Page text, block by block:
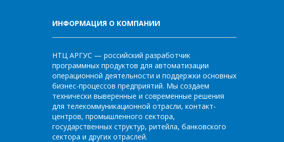
ИНФОРМАЦИЯ О КОМПАНИИ
НТЦ АРГУС — российский разработчик
программных продуктов для автоматизации
операционной деятельности и поддержки основных
бизнес-процессов предприятий. Мы создаем
технически выверенные и современные решения
для телекоммуникационной отрасли, контакт-
центров, промышленного сектора,
государственных структур, ритейла, банковского
сектора и других отраслей.